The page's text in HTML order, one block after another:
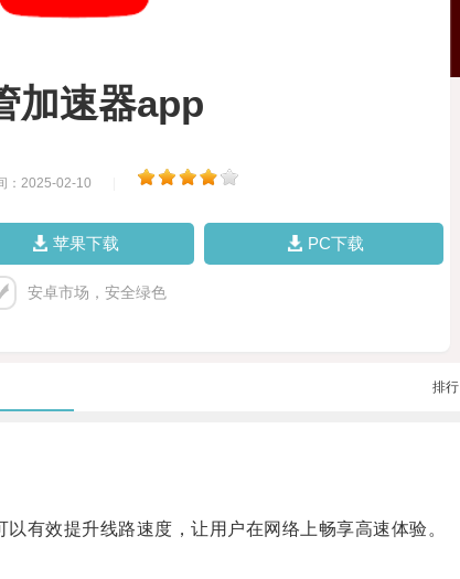
加速器app
：2025-02-10
苹果下载 PC下载
安卓市场，安全绿色
排行
效提升线路速度，让用户在网络上畅享高速体验。